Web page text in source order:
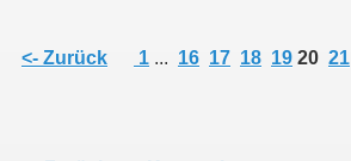
<- Zurück 1 ... 16 17 18 19 20 21